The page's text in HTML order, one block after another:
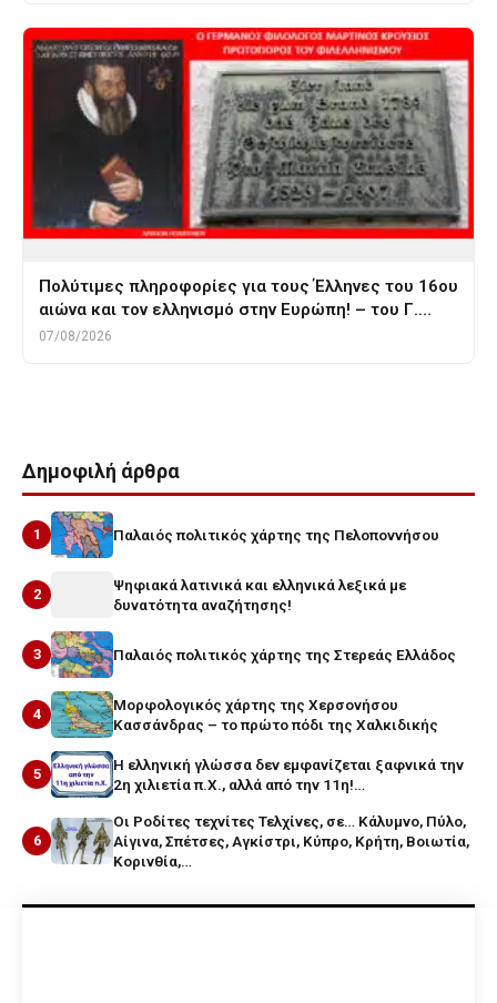
Πολύτιμες πληροφορίες για τους Έλληνες του 16ου
αιώνα και τον ελληνισμό στην Ευρώπη! – του Γ.…
07/08/2026
Δημοφιλή άρθρα
1 Παλαιός πολιτικός χάρτης της Πελοποννήσου
2
Ψηφιακά λατινικά και ελληνικά λεξικά με
δυνατότητα αναζήτησης!
3 Παλαιός πολιτικός χάρτης της Στερεάς Ελλάδος
4
Μορφολογικός χάρτης της Χερσονήσου
Κασσάνδρας – το πρώτο πόδι της Χαλκιδικής
5
Η ελληνική γλώσσα δεν εμφανίζεται ξαφνικά την
2η χιλιετία π.Χ., αλλά από την 11η!…
6
Οι Ροδίτες τεχνίτες Τελχίνες, σε… Κάλυμνο, Πύλο,
Αίγινα, Σπέτσες, Αγκίστρι, Κύπρο, Κρήτη, Βοιωτία,
Κορινθία,…